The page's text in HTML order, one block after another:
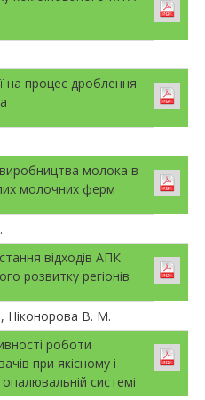
на процес дроблення
молока в
молочних ферм
відходів АПК
розвитку регіонів
Ніконорова В. М.
роботи
при якісному і
системі